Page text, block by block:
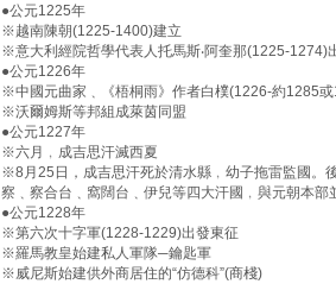
●公元1225年
※越南陳朝(1225-1400)建立
※意大利經院哲學代表人托馬斯‧阿奎那(1225-1274)
●公元1226年
※中國元曲家﹑《梧桐雨》作者白樸(1226-約1285
※沃爾姆斯等邦組成萊茵同盟
●公元1227年
※六月﹐成吉思汗滅西夏
※8月25日，成吉思汗死於清水縣﹐幼子拖雷監國。
察﹑察合台﹑窩闊台﹑伊兒等四大汗國﹐與元朝本部
●公元1228年
※第六次十字軍(1228-1229)出發東征
※羅馬教皇始建私人軍隊─鑰匙軍
※威尼斯始建供外商居住的“仿德科”(商棧)